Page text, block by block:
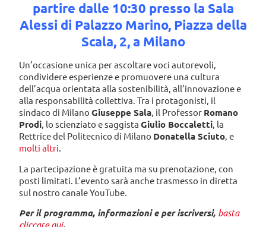
partire dalle 10:30 presso la Sala
Alessi di Palazzo Marino, Piazza della
Scala, 2, a Milano
Un’occasione unica per ascoltare voci autorevoli,
condividere esperienze e promuovere una cultura
dell’acqua orientata alla sostenibilità, all’innovazione e
alla responsabilità collettiva. Tra i protagonisti, il
sindaco di MilanoGiuseppe Sala, il Professor Romano
Prodi, lo scienziato e saggistaGiulio Boccaletti, la
Rettrice del Politecnico di Milano Donatella Sciuto, e
molti altri.
La partecipazione è gratuita ma su prenotazione, con
posti limitati. L’evento sarà anche trasmesso in diretta
sul nostro canale YouTube.
Per il programma, informazioni e per iscriversi, basta
cliccare qui.